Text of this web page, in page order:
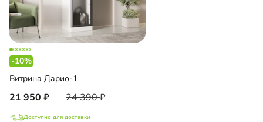
-10%
Витрина Дарио-1
21 950 24 390
Доступно для доставки